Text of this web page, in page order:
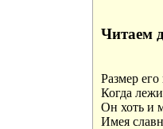
Читаем
Размер
Когда
Он хоть и
Имея